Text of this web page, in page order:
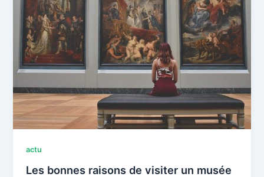
actu
Les bonnes raisons de visiter un musée